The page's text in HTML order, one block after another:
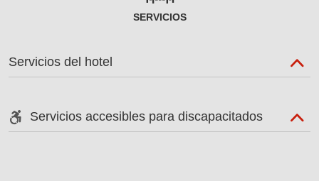
SERVICIOS
Servicios del hotel
Servicios accesibles para discapacitados